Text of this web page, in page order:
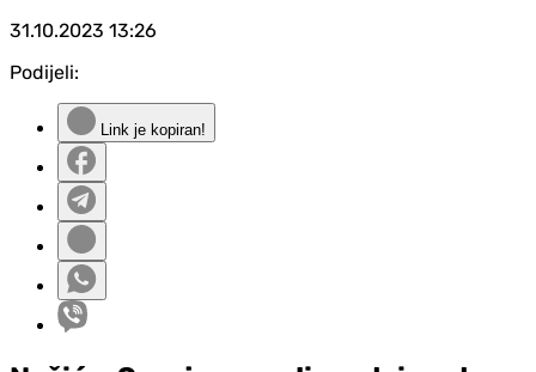
31.10.2023 13:26
Podijeli:
Link je kopiran!